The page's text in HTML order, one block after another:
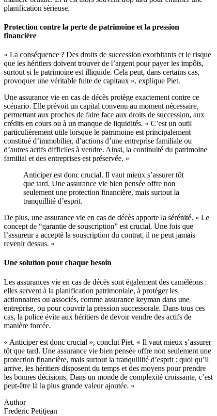
planification sérieuse.
Protection contre la perte de patrimoine et la pression
financière
« La conséquence ? Des droits de succession exorbitants et le risque
que les héritiers doivent trouver de l’argent pour payer les impôts,
surtout si le patrimoine est illiquide. Cela peut, dans certains cas,
provoquer une véritable fuite de capitaux », explique Piet.
Une assurance vie en cas de décès protège exactement contre ce
scénario. Elle prévoit un capital convenu au moment nécessaire,
permettant aux proches de faire face aux droits de succession, aux
crédits en cours ou à un manque de liquidités. « C’est un outil
particulièrement utile lorsque le patrimoine est principalement
constitué d’immobilier, d’actions d’une entreprise familiale ou
d’autres actifs difficiles à vendre. Ainsi, la continuité du patrimoine
familial et des entreprises est préservée. »
Anticiper est donc crucial. Il vaut mieux s’assurer tôt
que tard. Une assurance vie bien pensée offre non
seulement une protection financière, mais surtout la
tranquillité d’esprit.
De plus, une assurance vie en cas de décès apporte la sérénité. « Le
concept de “garantie de souscription” est crucial. Une fois que
l’assureur a accepté la souscription du contrat, il ne peut jamais
revenir dessus. »
Une solution pour chaque besoin
Les assurances vie en cas de décès sont également des caméléons :
elles servent à la planification patrimoniale, à protéger les
actionnaires ou associés, comme assurance keyman dans une
entreprise, ou pour couvrir la pression successorale. Dans tous ces
cas, la police évite aux héritiers de devoir vendre des actifs de
manière forcée.
« Anticiper est donc crucial », conclut Piet. « Il vaut mieux s’assurer
tôt que tard. Une assurance vie bien pensée offre non seulement une
protection financière, mais surtout la tranquillité d’esprit : quoi qu’il
arrive, les héritiers disposent du temps et des moyens pour prendre
les bonnes décisions. Dans un monde de complexité croissante, c’est
peut-être là la plus grande valeur ajoutée. »
Author
Frederic Petitjean